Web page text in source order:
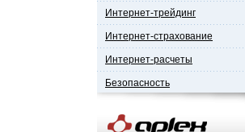
Интернет-трейдинг
Интернет-страхование
Интернет-расчеты
Безопасность